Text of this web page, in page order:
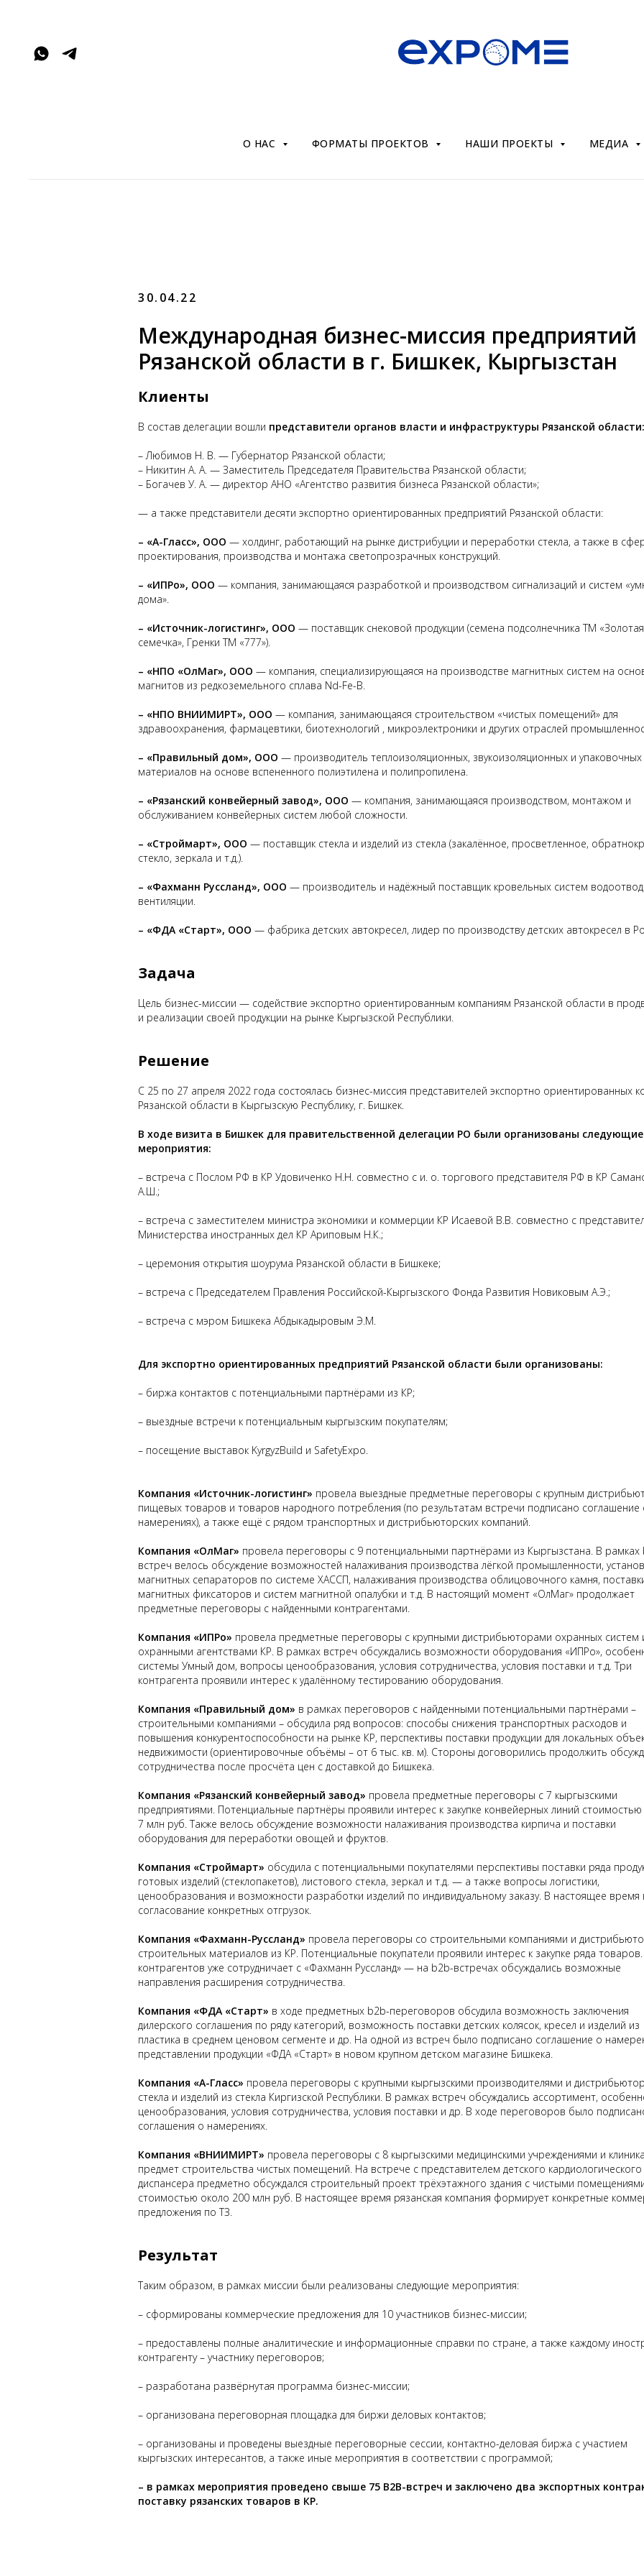
О НАС ФОРМАТЫ ПРОЕКТОВ НАШИ ПРОЕКТЫ МЕДИА
30.04.22
Международная бизнес-миссия предприятий
Рязанской области в г. Бишкек, Кыргызстан
Клиенты
В состав делегации вошли представители органов власти и инфраструктуры Рязанской области:
– Любимов Н. В. — Губернатор Рязанской области;
– Никитин А. А. — Заместитель Председателя Правительства Рязанской области;
– Богачев У. А. — директор АНО «Агентство развития бизнеса Рязанской области»;
— а также представители десяти экспортно ориентированных предприятий Рязанской области:
– «А-Гласс», ООО — холдинг, работающий на рынке дистрибуции и переработки стекла, а также в
проектирования, производства и монтажа светопрозрачных конструкций.
– «ИПРо», ООО — компания, занимающаяся разработкой и производством сигнализаций и систем
дома».
– «Источник-логистинг», ООО — поставщик снековой продукции (семена подсолнечника ТМ «Золотая
семечка», Гренки ТМ «777»).
– «НПО «ОлМаг», ООО — компания, специализирующаяся на производстве магнитных систем на
магнитов из редкоземельного сплава Nd-Fe-B.
– «НПО ВНИИМИРТ», ООО — компания, занимающаяся строительством «чистых помещений» для
здравоохранения, фармацевтики, биотехнологий , микроэлектроники и других отраслей
– «Правильный дом», ООО — производитель теплоизоляционных, звукоизоляционных и упаковочных
материалов на основе вспененного полиэтилена и полипропилена.
– «Рязанский конвейерный завод», ООО — компания, занимающаяся производством, монтажом и
обслуживанием конвейерных систем любой сложности.
– «Строймарт», ООО — поставщик стекла и изделий из стекла (закалённое, просветленное,
стекло, зеркала и т.д.).
– «Фахманн Руссланд», ООО — производитель и надёжный поставщик кровельных систем
вентиляции.
– «ФДА «Старт», ООО — фабрика детских автокресел, лидер по производству детских автокресел в
Задача
Цель бизнес-миссии — содействие экспортно ориентированным компаниям Рязанской области в
и реализации своей продукции на рынке Кыргызской Республики.
Решение
С 25 по 27 апреля 2022 года состоялась бизнес-миссия представителей экспортно ориентированных
Рязанской области в Кыргызскую Республику, г. Бишкек.
В ходе визита в Бишкек для правительственной делегации РО были организованы следующие
мероприятия:
– встреча с Послом РФ в КР Удовиченко Н.Н. совместно с и. о. торгового представителя РФ в КР
А.Ш.;
– встреча с заместителем министра экономики и коммерции КР Исаевой В.В. совместно с
Министерства иностранных дел КР Ариповым Н.К.;
– церемония открытия шоурума Рязанской области в Бишкеке;
– встреча с Председателем Правления Российской-Кыргызского Фонда Развития Новиковым А.Э.;
– встреча с мэром Бишкека Абдыкадыровым Э.М.
Для экспортно ориентированных предприятий Рязанской области были организованы:
– биржа контактов с потенциальными партнёрами из КР;
– выездные встречи к потенциальным кыргызским покупателям;
– посещение выставок KyrgyzBuild и SafetyExpo.
Компания «Источник-логистинг» провела выездные предметные переговоры с крупным
пищевых товаров и товаров народного потребления (по результатам встречи подписано соглашение
намерениях), а также ещё с рядом транспортных и дистрибьюторских компаний.
Компания «ОлМаг» провела переговоры с 9 потенциальными партнёрами из Кыргызстана. В рамках
встреч велось обсуждение возможностей налаживания производства лёгкой промышленности,
магнитных сепараторов по системе ХАССП, налаживания производства облицовочного камня,
магнитных фиксаторов и систем магнитной опалубки и т.д. В настоящий момент «ОлМаг» продолжает
предметные переговоры с найденными контрагентами.
Компания «ИПРо» провела предметные переговоры с крупными дистрибьюторами охранных систем
охранными агентствами КР. В рамках встреч обсуждались возможности оборудования «ИПРо»,
системы Умный дом, вопросы ценообразования, условия сотрудничества, условия поставки и т.д. Три
контрагента проявили интерес к удалённому тестированию оборудования.
Компания «Правильный дом» в рамках переговоров с найденными потенциальными партнёрами –
строительными компаниями – обсудила ряд вопросов: способы снижения транспортных расходов и
повышения конкурентоспособности на рынке КР, перспективы поставки продукции для локальных
недвижимости (ориентировочные объёмы – от 6 тыс. кв. м). Стороны договорились продолжить
сотрудничества после просчёта цен с доставкой до Бишкека.
Компания «Рязанский конвейерный завод» провела предметные переговоры с 7 кыргызскими
предприятиями. Потенциальные партнёры проявили интерес к закупке конвейерных линий
7 млн руб. Также велось обсуждение возможности налаживания производства кирпича и поставки
оборудования для переработки овощей и фруктов.
Компания «Строймарт» обсудила с потенциальными покупателями перспективы поставки ряда
готовых изделий (стеклопакетов), листового стекла, зеркал и т.д. — а также вопросы логистики,
ценообразования и возможности разработки изделий по индивидуальному заказу. В настоящее время
согласование конкретных отгрузок.
Компания «Фахманн-Руссланд» провела переговоры со строительными компаниями и
строительных материалов из КР. Потенциальные покупатели проявили интерес к закупке ряда
контрагентов уже сотрудничает с «Фахманн Руссланд» — на b2b-встречах обсуждались возможные
направления расширения сотрудничества.
Компания «ФДА «Старт» в ходе предметных b2b-переговоров обсудила возможность заключения
дилерского соглашения по ряду категорий, возможность поставки детских колясок, кресел и изделий из
пластика в среднем ценовом сегменте и др. На одной из встреч было подписано соглашение о
представлении продукции «ФДА «Старт» в новом крупном детском магазине Бишкека.
Компания «А-Гласс» провела переговоры с крупными кыргызскими производителями и
стекла и изделий из стекла Киргизской Республики. В рамках встреч обсуждались ассортимент,
ценообразования, условия сотрудничества, условия поставки и др. В ходе переговоров было
соглашения о намерениях.
Компания «ВНИИМИРТ» провела переговоры с 8 кыргызскими медицинскими учреждениями и
предмет строительства чистых помещений. На встрече с представителем детского кардиологического
диспансера предметно обсуждался строительный проект трёхэтажного здания с чистыми
стоимостью около 200 млн руб. В настоящее время рязанская компания формирует конкретные
предложения по ТЗ.
Результат
Таким образом, в рамках миссии были реализованы следующие мероприятия:
– сформированы коммерческие предложения для 10 участников бизнес-миссии;
– предоставлены полные аналитические и информационные справки по стране, а также каждому
контрагенту – участнику переговоров;
– разработана развёрнутая программа бизнес-миссии;
– организована переговорная площадка для биржи деловых контактов;
– организованы и проведены выездные переговорные сессии, контактно-деловая биржа с участием
кыргызских интересантов, а также иные мероприятия в соответствии с программой;
– в рамках мероприятия проведено свыше 75 В2В-встреч и заключено два экспортных
поставку рязанских товаров в КР.